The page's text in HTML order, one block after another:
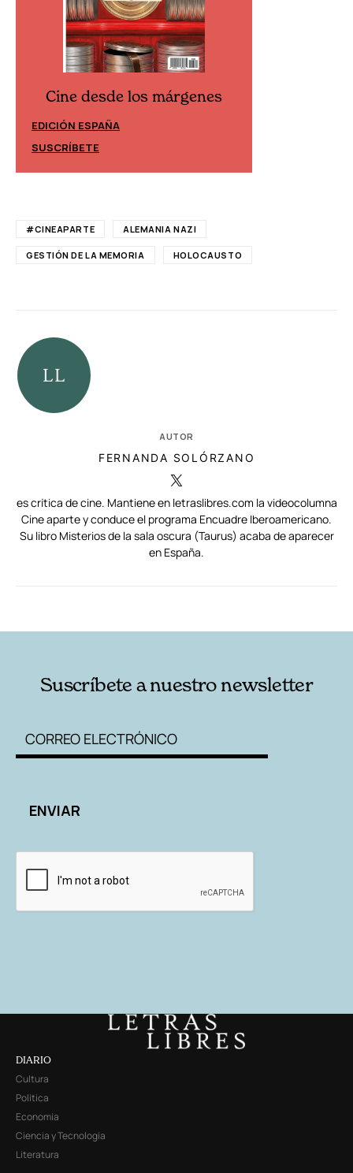
Cine desde los márgenes
EDICIÓN ESPAÑA
SUSCRÍBETE
#CINEAPARTE ALEMANIA NAZI
GESTIÓN DE LA MEMORIA HOLOCAUSTO
AUTOR
FERNANDA SOLÓRZANO
es crítica de cine. Mantiene en letraslibres.com la videocolumna
Cine aparte y conduce el programa Encuadre Iberoamericano.
Su libro Misterios de la sala oscura (Taurus) acaba de aparecer
en España.
Suscríbete a nuestro newsletter
DIARIO
Cultura
Política
Economía
Ciencia y Tecnología
Literatura